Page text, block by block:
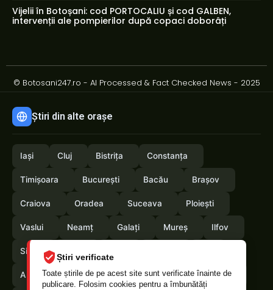
Știri verificate
Toate știrile de pe acest site sunt verificate înainte de
publicare. Folosim cookies pentru a îmbunătăți
Vijelii în Botoșani: cod PORTOCALIU și cod GALBEN,
intervenții ale pompierilor după copaci doborâți
© Botosani247.ro - AI Processed & Fact Checked News - 2025
Știri din alte orașe
Iași Cluj Bistrița Constanța
Timișoara București Bacău Brașov
Craiova Oradea Suceava Ploiești
Vaslui Neamț Galați Mureș Ilfov
Sibiu
Arges Maramures Vrancea Satumare